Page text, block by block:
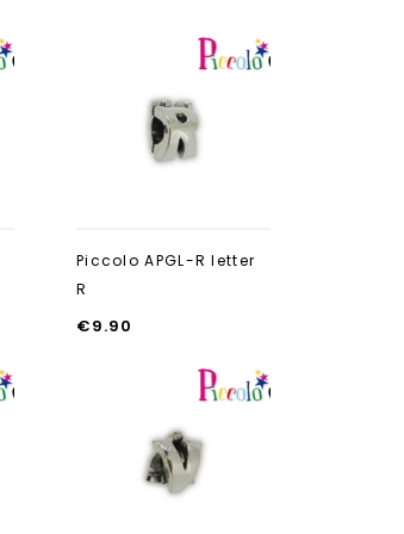
Piccolo APGL-R letter
R
€9.90